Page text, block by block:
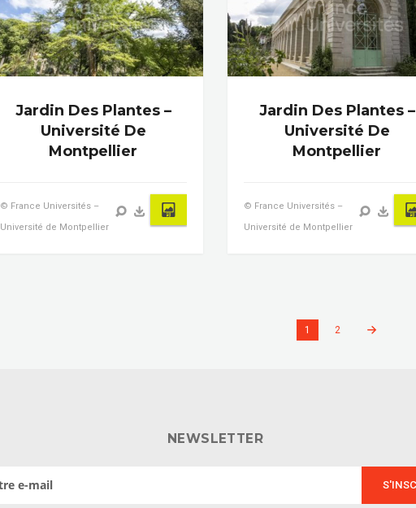
Jardin Des Plantes –
Université De
Montpellier
© France Universités –
Université de Montpellier
Jardin Des Plantes –
Université De
Montpellier
© France Universités –
Université de Montpellier
1 2
NEWSLETTER